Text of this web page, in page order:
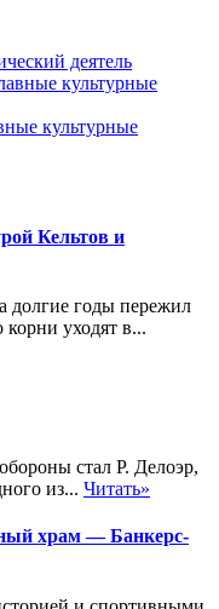
деятель
культурные
Кельтов и
долгие годы пережил
уходят в...
стал Р. Делоэр,
из... Читать»
храм — Банкерс-